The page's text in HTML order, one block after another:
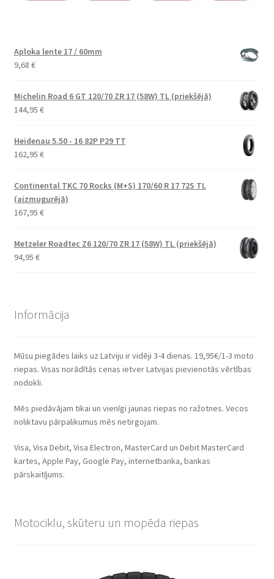
Aploka lente 17 / 60mm
9,68 €
Michelin Road 6 GT 120/70 ZR 17 (58W) TL (priekšējā)
144,95 €
Heidenau 5.50 - 16 82P P29 TT
162,95 €
Continental TKC 70 Rocks (M+S) 170/60 R 17 72S TL
(aizmugurējā)
167,95 €
Metzeler Roadtec Z6 120/70 ZR 17 (58W) TL (priekšējā)
94,95 €
Informācija
Mūsu piegādes laiks uz Latviju ir vidēji 3-4 dienas. 19,95€/1-3 moto
riepas. Visas norādītās cenas ietver Latvijas pievienotās vērtības
nodokli.
Mēs piedāvājam tikai un vienīgi jaunas riepas no ražotnes. Vecos
noliktavu pārpalikumus mēs netirgojam.
Visa, Visa Debit, Visa Electron, MasterCard un Debit MasterCard
kartes, Apple Pay, Google Pay, internetbanka, bankas
pārskaitījums.
Motociklu, skūteru un mopēda riepas